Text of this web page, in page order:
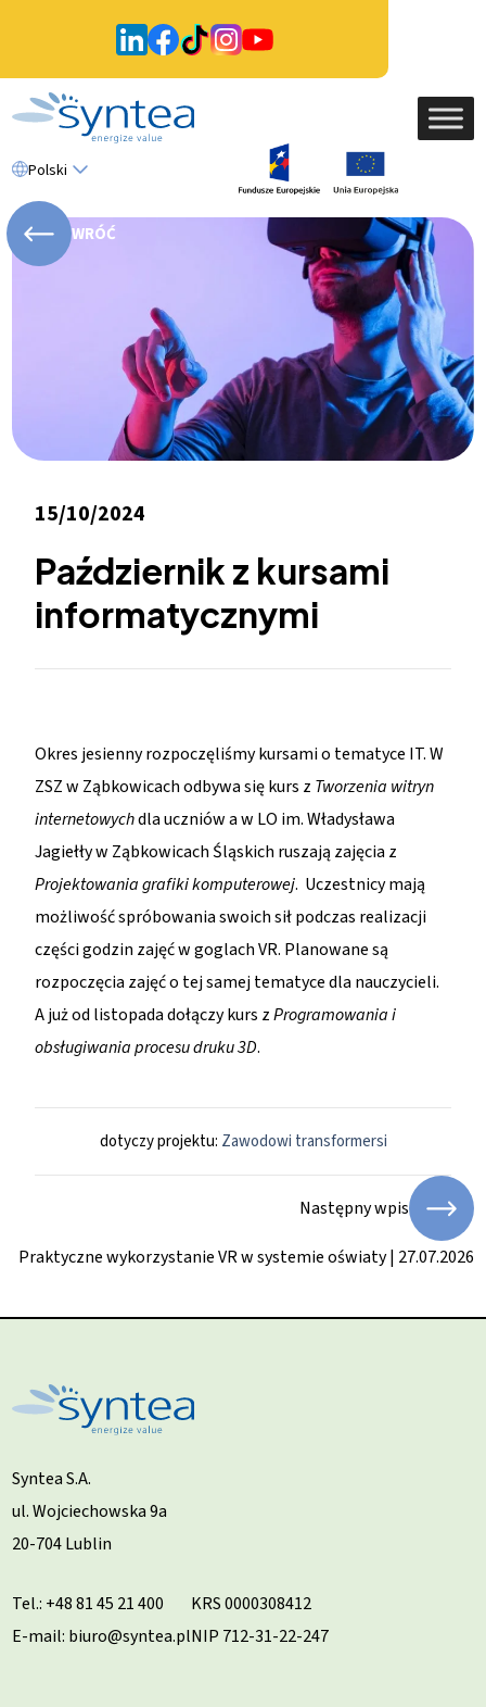
Polski
WRÓĆ
15/10/2024
Październik z kursami
informatycznymi
Okres jesienny rozpoczęliśmy kursami o tematyce IT. W
ZSZ w Ząbkowicach odbywa się kurs z Tworzenia witryn
internetowychdla uczniów a w LO im. Władysława
Jagiełły w Ząbkowicach Śląskich ruszają zajęcia z
Projektowania grafiki komputerowej. Uczestnicy mają
możliwość spróbowania swoich sił podczas realizacji
części godzin zajęć w goglach VR. Planowane są
rozpoczęcia zajęć o tej samej tematyce dla nauczycieli.
A już od listopada dołączy kurs zProgramowania i
obsługiwania procesu druku 3D.
dotyczy projektu: Zawodowi transformersi
Następny wpis
Praktyczne wykorzystanie VR w systemie oświaty | 27.07.2026
Syntea S.A.
ul. Wojciechowska 9a
20-704 Lublin
Tel.: +48 81 45 21 400
E-mail: biuro@syntea.pl
KRS 0000308412
NIP 712-31-22-247